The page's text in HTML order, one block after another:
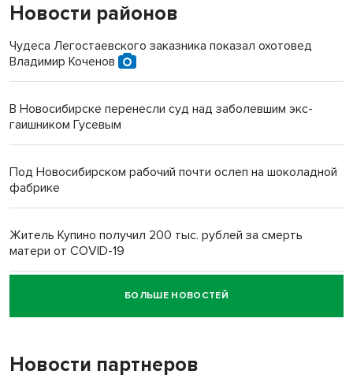
Новости районов
Чудеса Легостаевского заказника показал охотовед
Владимир Коченов
В Новосибирске перенесли суд над заболевшим экс-
гаишником Гусевым
Под Новосибирском рабочий почти ослеп на шоколадной
фабрике
Житель Купино получил 200 тыс. рублей за смерть
матери от COVID-19
Новосибирский суд наказал водителя за смерть
пенсионерки на вокзале
БОЛЬШЕ НОВОСТЕЙ
Новости партнеров